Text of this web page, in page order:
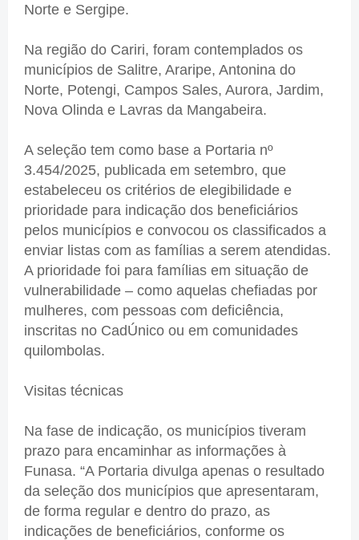
Norte e Sergipe.
Na região do Cariri, foram contemplados os
municípios de Salitre, Araripe, Antonina do
Norte, Potengi, Campos Sales, Aurora, Jardim,
Nova Olinda e Lavras da Mangabeira.
A seleção tem como base a Portaria nº
3.454/2025, publicada em setembro, que
estabeleceu os critérios de elegibilidade e
prioridade para indicação dos beneficiários
pelos municípios e convocou os classificados a
enviar listas com as famílias a serem atendidas.
A prioridade foi para famílias em situação de
vulnerabilidade – como aquelas chefiadas por
mulheres, com pessoas com deficiência,
inscritas no CadÚnico ou em comunidades
quilombolas.
Visitas técnicas
Na fase de indicação, os municípios tiveram
prazo para encaminhar as informações à
Funasa. “A Portaria divulga apenas o resultado
da seleção dos municípios que apresentaram,
de forma regular e dentro do prazo, as
indicações de beneficiários, conforme os